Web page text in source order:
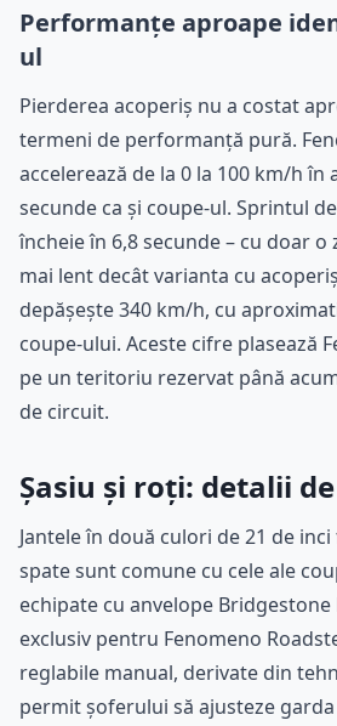
Performanțe aproape
ul
Pierderea acoperiș nu a costat
termeni de performanță pură.
accelerează de la 0 la 100 km/h în
secunde ca și coupe-ul. Sprintul
încheie în 6,8 secunde – cu doar o
mai lent decât varianta cu
depășește 340 km/h, cu
coupe-ului. Aceste cifre plasează
pe un teritoriu rezervat până
de circuit.
Șasiu și roți: detalii
Jantele în două culori de 21 de
spate sunt comune cu cele ale
echipate cu anvelope
exclusiv pentru Fenomeno
reglabile manual, derivate din
permit șoferului să ajusteze